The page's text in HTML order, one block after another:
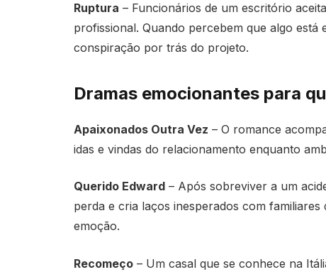
Ruptura – Funcionários de um escritório
profissional. Quando percebem que algo
conspiração por trás do projeto.
Dramas emocionantes para
Apaixonados Outra Vez – O romance
idas e vindas do relacionamento enquanto
Querido Edward– Após sobreviver a um
perda e cria laços inesperados com
emoção.
Recomeço– Um casal que se conhece na